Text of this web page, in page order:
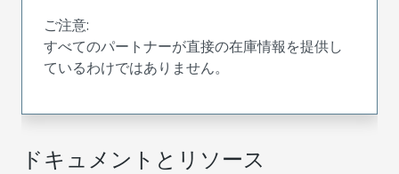
ドキュメントとリソース
ご注意:
すべてのパートナーが直接の在庫情報を提供し
ているわけではありません。